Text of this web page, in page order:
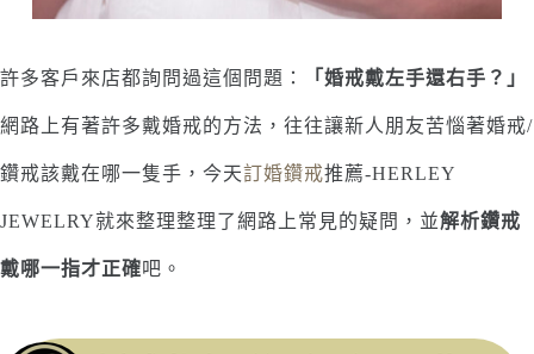
許多客戶來店都詢問過這個問題： 「婚戒戴左手還右手？」
網路上有著許多戴婚戒的方法，往往讓新人朋友苦惱著婚戒/
鑽戒該戴在哪一隻手，今天訂婚鑽戒推薦-HERLEY
JEWELRY就來整理整理了網路上常見的疑問，並解析鑽戒
戴哪一指才正確吧。